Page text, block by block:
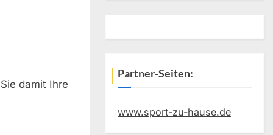
damit Ihre
Partner-Seiten:
www.sport-zu-hause.de